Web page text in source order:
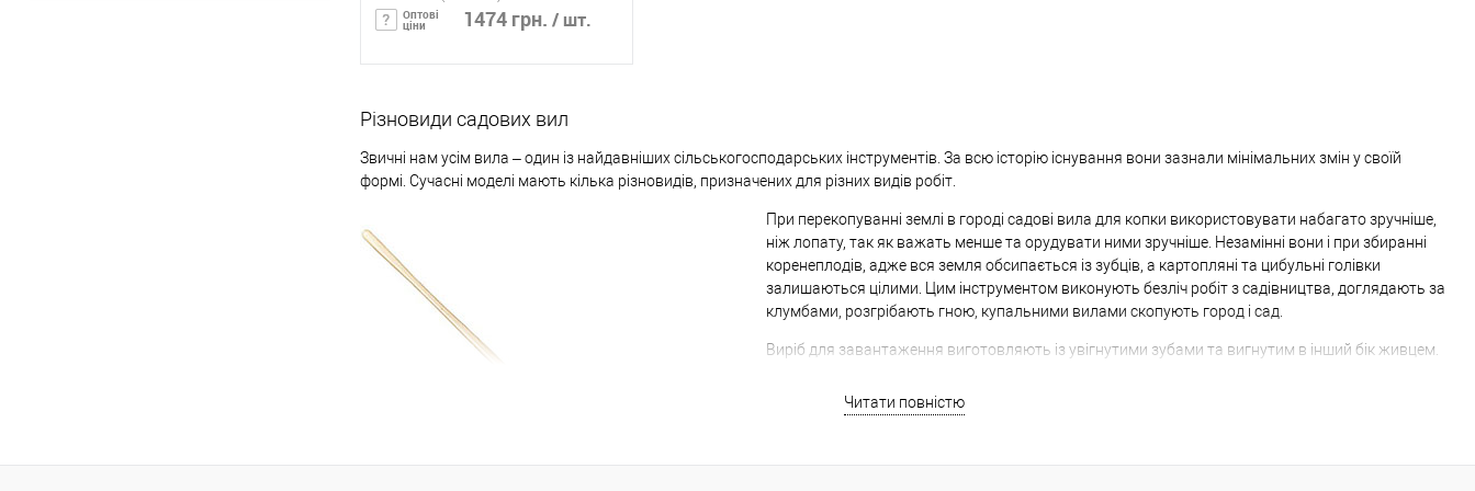
Вила складаються з живця та робочої частини з вигнутими або прямими зубами. При цьому конструкція вил для різних видів робіт відрізняється:
класичні – чотири зубці для розпушування та перекопування землі;
Оптові
ціни 1474 грн. / шт.
Купить в 1 клик
К сравнению
В избранное
Немає в
Різновиди садових вил
Звичні нам усім вила – один із найдавніших сільськогосподарських інструментів. За всю історію існування вони зазнали мінімальних змін у своїй
формі. Сучасні моделі мають кілька різновидів, призначених для різних видів робіт.
При перекопуванні землі в городі садові вила для копки використовувати набагато зручніше,
ніж лопату, так як важать менше та орудувати ними зручніше. Незамінні вони і при збиранні
коренеплодів, адже вся земля обсипається із зубців, а картопляні та цибульні голівки
залишаються цілими. Цим інструментом виконують безліч робіт з садівництва, доглядають за
клумбами, розгрібають гною, купальними вилами скопують город і сад.
Виріб для завантаження виготовляють із увігнутими зубами та вигнутим в інший бік живцем.
неправильно.Читати повністю